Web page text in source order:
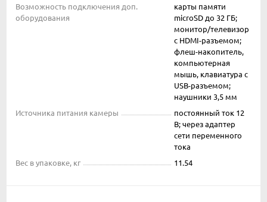
Возможность подключения доп.
оборудования
карты памяти
microSD до 32 ГБ;
монитор/телевизор
с HDMI-разъемом;
флеш-накопитель,
компьютерная
мышь, клавиатура с
USB-разъемом;
наушники 3,5 мм
Источника питания камеры
постоянный ток 12
В; через адаптер
сети переменного
тока
Вес в упаковке, кг
11.54